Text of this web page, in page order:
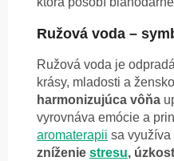
Ružová voda –
Ružová voda je
krásy, mladosti a
harmonizujúca vôňa
vyrovnáva emócie a
aromaterapii sa využíva
zníženie stresu,